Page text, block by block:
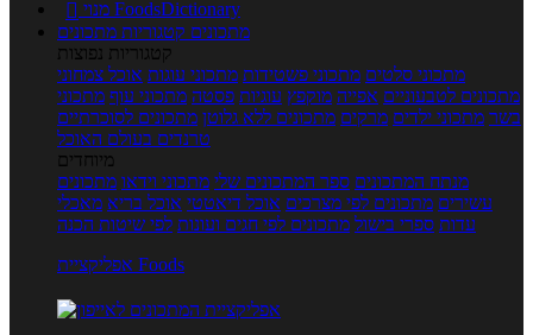

מנוי FoodsDictionary
מתכונים קטגוריות מתכונים
קטגוריות נפוצות
מתכוני סלטים מתכוני פשטידות מתכוני עוגות אוכל צמחוני
מתכונים לטבעוניים אפייה מוקפץ עוגיות פסטה מתכוני עוף מתכוני
בשר מתכוני ילדים מרקים מתכונים ללא גלוטן מתכונים לסוכרתיים
טרנדים בעולם האוכל
מיוחדים
מנתח המתכונים ספר המתכונים שלי מתכוני וידאו מתכונים
עשירים מתכונים לפי מצרכים אוכל דיאטטי אוכל בריא מאכלי
עדות ספרי בישול מתכונים לפי חגים ועונות לפי שיטות הכנה
אפליקציית Foods